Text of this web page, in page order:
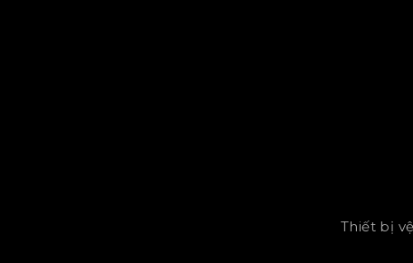
Thiết bị